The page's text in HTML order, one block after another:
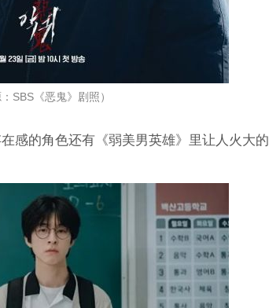
：SBS《恶鬼》剧照）
感的角色还有《弱美男英雄》里让人火大的